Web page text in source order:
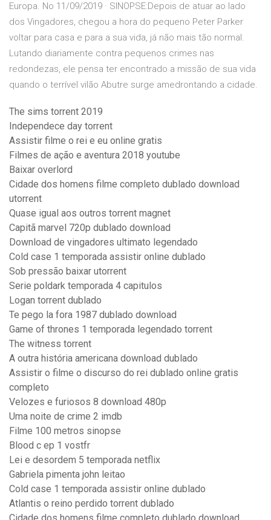
Europa. No 11/09/2019 · SINOPSE:Depois de atuar ao lado
dos Vingadores, chegou a hora do pequeno Peter Parker
voltar para casa e para a sua vida, já não mais tão normal.
Lutando diariamente contra pequenos crimes nas
redondezas, ele pensa ter encontrado a missão de sua vida
quando o terrível vilão Abutre surge amedrontando a cidade.
The sims torrent 2019
Independece day torrent
Assistir filme o rei e eu online gratis
Filmes de ação e aventura 2018 youtube
Baixar overlord
Cidade dos homens filme completo dublado download
utorrent
Quase igual aos outros torrent magnet
Capitã marvel 720p dublado download
Download de vingadores ultimato legendado
Cold case 1 temporada assistir online dublado
Sob pressão baixar utorrent
Serie poldark temporada 4 capitulos
Logan torrent dublado
Te pego la fora 1987 dublado download
Game of thrones 1 temporada legendado torrent
The witness torrent
A outra história americana download dublado
Assistir o filme o discurso do rei dublado online gratis
completo
Velozes e furiosos 8 download 480p
Uma noite de crime 2 imdb
Filme 100 metros sinopse
Blood c ep 1 vostfr
Lei e desordem 5 temporada netflix
Gabriela pimenta john leitao
Cold case 1 temporada assistir online dublado
Atlantis o reino perdido torrent dublado